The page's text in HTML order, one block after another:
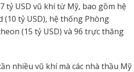
tỷ USD vũ khí từ Mỹ, bao gồm hệ
(10 tỷ USD), hệ thống Phòng
(15 tỷ USD) và 96 trực thăng
nhiều vũ khí mà các nhà thầu Mỹ